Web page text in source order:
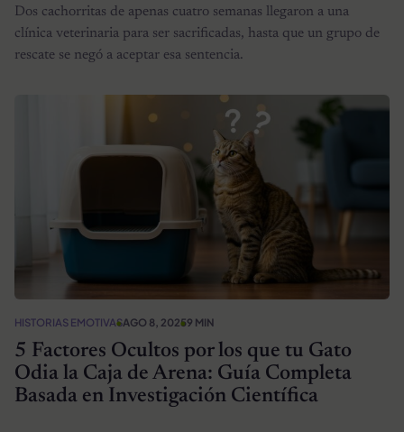
Dos cachorritas de apenas cuatro semanas llegaron a una
clínica veterinaria para ser sacrificadas, hasta que un grupo de
rescate se negó a aceptar esa sentencia.
HISTORIAS EMOTIVASAGO 8, 20259 MIN
5 Factores Ocultos por los que tu Gato
Odia la Caja de Arena: Guía Completa
Basada en Investigación Científica